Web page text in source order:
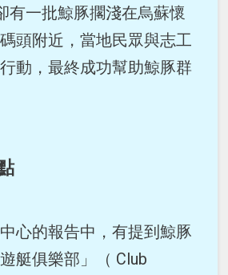
有一批鯨豚擱淺在烏蘇懷
頭附近，當地民眾與志工
動，最終成功幫助鯨豚群
心的報告中，有提到鯨豚
艇俱樂部」（ Club